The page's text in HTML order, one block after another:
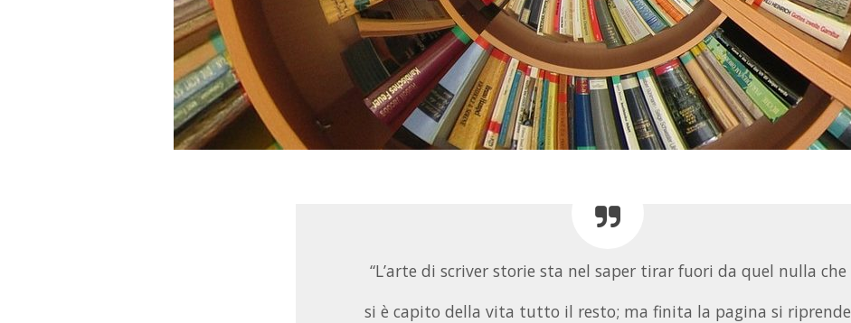
“L’arte di scriver storie sta nel saper tirar fuori da quel nulla che
si è capito della vita tutto il resto; ma finita la pagina si riprende